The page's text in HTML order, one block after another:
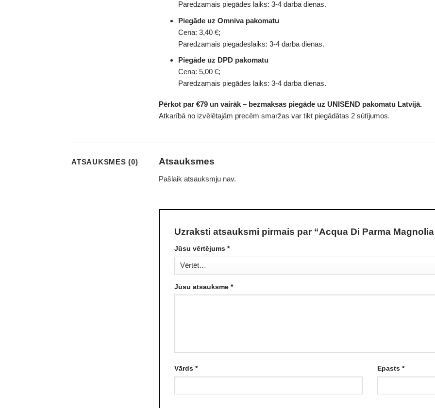
Paredzamais piegādes laiks: 3-4 darba dienas.
Piegāde uz Omniva pakomatu
Cena: 3,40 €;
Paredzamais piegādeslaiks: 3-4 darba dienas.
Piegāde uz DPD pakomatu
Cena: 5,00 €;
Paredzamais piegādes laiks: 3-4 darba dienas.
Pērkot par €79 un vairāk – bezmaksas piegāde uz UNISEND pakomatu Latvijā.
Atkarībā no izvēlētajām precēm smaržas var tikt piegādātas 2 sūtījumos.
ATSAUKSMES (0) Atsauksmes
Pašlaik atsauksmju nav.
Uzraksti atsauksmi pirmais par “Acqua Di Parma Magnolia
Jūsu vērtējums *
Jūsu atsauksme *
Vārds * Epasts *